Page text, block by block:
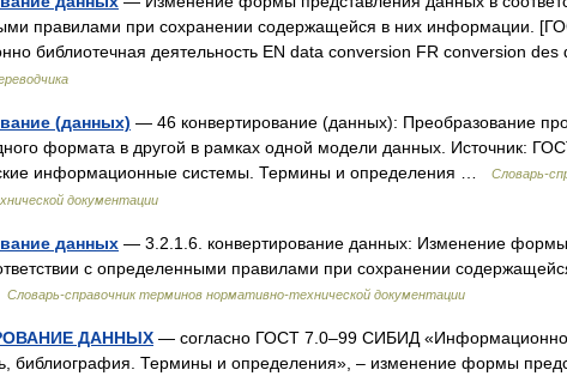
правилами при сохранении содержащейся в них информации.
библиотечная деятельность EN data conversion FR conversion
(данных) — 46 конвертирование (данных): Преобразование
формата в другой в рамках одной модели данных. Источник:
информационные системы. Термины и определения …
Словарь-
документации
данных — 3.2.1.6. конвертирование данных: Изменение формы
с определенными правилами при сохранении
Словарь-справочник терминов нормативно-технической документации
ДАННЫХ — согласно ГОСТ 7.0–99 СИБИД «Информационно
библиография. Термины и определения», – изменение формы